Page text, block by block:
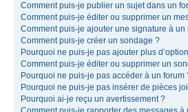
Comment puis-je publier un sujet dans un
Comment puis-je éditer ou supprimer un
Comment puis-je ajouter une signature à un
Comment puis-je créer un sondage ?
Pourquoi ne puis-je pas ajouter plus
Comment puis-je éditer ou supprimer un
Pourquoi ne puis-je pas accéder à un forum
Pourquoi ne puis-je pas insérer de pièces
Pourquoi ai-je reçu un avertissement ?